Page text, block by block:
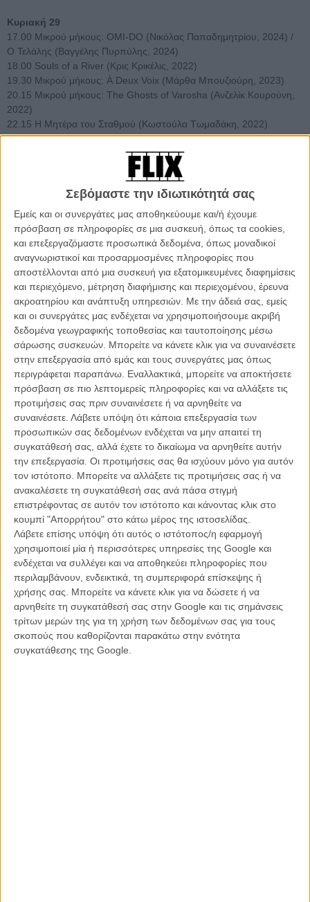
Σεβόμαστε την ιδιωτικότητά σας
Εμείς και οι συνεργάτες μας αποθηκεύουμε και/ή έχουμε
πρόσβαση σε πληροφορίες σε μια συσκευή, όπως τα cookies,
και επεξεργαζόμαστε προσωπικά δεδομένα, όπως μοναδικοί
αναγνωριστικοί και προσαρμοσμένες πληροφορίες που
αποστέλλονται από μια συσκευή για εξατομικευμένες διαφημίσεις
και περιεχόμενο, μέτρηση διαφήμισης και περιεχομένου, έρευνα
ακροατηρίου και ανάπτυξη υπηρεσιών. Με την άδειά σας, εμείς
και οι συνεργάτες μας ενδέχεται να χρησιμοποιήσουμε ακριβή
δεδομένα γεωγραφικής τοποθεσίας και ταυτοποίησης μέσω
σάρωσης συσκευών. Μπορείτε να κάνετε κλικ για να συναινέσετε
στην επεξεργασία από εμάς και τους συνεργάτες μας όπως
περιγράφεται παραπάνω. Εναλλακτικά, μπορείτε να αποκτήσετε
πρόσβαση σε πιο λεπτομερείς πληροφορίες και να αλλάξετε τις
προτιμήσεις σας πριν συναινέσετε ή να αρνηθείτε να
συναινέσετε. Λάβετε υπόψη ότι κάποια επεξεργασία των
προσωπικών σας δεδομένων ενδέχεται να μην απαιτεί τη
συγκατάθεσή σας, αλλά έχετε το δικαίωμα να αρνηθείτε αυτήν
την επεξεργασία. Οι προτιμήσεις σας θα ισχύουν μόνο για αυτόν
τον ιστότοπο. Μπορείτε να αλλάξετε τις προτιμήσεις σας ή να
ανακαλέσετε τη συγκατάθεσή σας ανά πάσα στιγμή
επιστρέφοντας σε αυτόν τον ιστότοπο και κάνοντας κλικ στο
κουμπί "Απορρήτου" στο κάτω μέρος της ιστοσελίδας.
Λάβετε επίσης υπόψη ότι αυτός ο ιστότοπος/η εφαρμογή
χρησιμοποιεί μία ή περισσότερες υπηρεσίες της Google και
ενδέχεται να συλλέγει και να αποθηκεύει πληροφορίες που
περιλαμβάνουν, ενδεικτικά, τη συμπεριφορά επίσκεψης ή
χρήσης σας. Μπορείτε να κάνετε κλικ για να δώσετε ή να
αρνηθείτε τη συγκατάθεσή σας στην Google και τις σημάνσεις
τρίτων μερών της για τη χρήση των δεδομένων σας για τους
σκοπούς που καθορίζονται παρακάτω στην ενότητα
συγκατάθεσης της Google.
Κυριακή 29
17.00 Μικρού μήκους: OMI-DO (Νικόλας Παπαδημητρίου, 2024) /
Ο Τελάλης (Βαγγέλης Πυρπύλης, 2024)
18.00 Souls of a River (Κρις Κρικέλις, 2022)
19.30 Μικρού μήκους: À Deux Voix (Μάρθα Μπουζιούρη, 2023)
20.15 Μικρού μήκους: The Ghosts of Varosha (Ανζελίκ Κουρούνη,
2022)
22.15 Η Μητέρα του Σταθμού (Κωστούλα Τωμαδάκη, 2022)
Περισσότερες πληροφορίες για την προβολή εδώ
Αφιέρωμα στον Γιάννη Ξανθόπουλο | Πέμπτη 26/9 - Σάββατο
28/9 - Κυριακή 29/9 στην Ταινιοθήκη της Ελλάδος
Πέμπτη 26
18.00 Μικρού μήκους: Ο Γιώργος από τα Σωτηριάνικα (1978) / Στα
Τουρκοβούνια (1982)
Σάββατο 28
20.00 Καλή Πατρίδα, Σύντροφε (1986). Προηγείται η μικρού μήκους
"Ελληνική Κοινότητα Χαϊδελβέργης" (1976).
Κυριακή 29
20.00 Ο Δραπέτης (1991)
22.00 Παρασκήνιο Διαδρομές - Παύλος Ζάννας (1988) /
Παρασκήνιο Κληρονόμος Πουλιών - Μίλτος Σαχτούρης (2004)